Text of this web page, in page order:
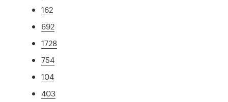
162
692
1728
754
104
403